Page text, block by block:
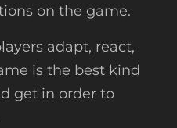
on the game.
adapt, react,
is the best kind
get in order to